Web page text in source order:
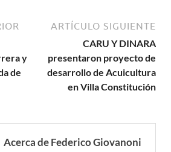
y
de
ARTÍCULO SIGUIENTE
CARU Y DINARA
presentaron proyecto de
desarrollo de Acuicultura
en Villa Constitución
Acerca de Federico Giovanoni